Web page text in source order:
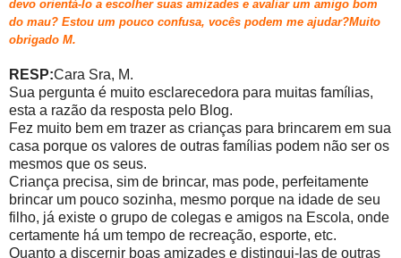
devo orientá-lo a escolher suas amizades e avaliar um amigo bom
do mau? Estou um pouco confusa, vocês podem me ajudar?Muito
obrigado M.
RESP:Cara Sra, M.
Sua pergunta é muito esclarecedora para muitas famílias,
esta a razão da resposta pelo Blog.
Fez muito bem em trazer as crianças para brincarem em sua
casa porque os valores de outras famílias podem não ser os
mesmos que os seus.
Criança precisa, sim de brincar, mas pode, perfeitamente
brincar um pouco sozinha, mesmo porque na idade de seu
filho, já existe o grupo de colegas e amigos na Escola, onde
certamente há um tempo de recreação, esporte, etc.
Quanto a discernir boas amizades e distingui-las de outras